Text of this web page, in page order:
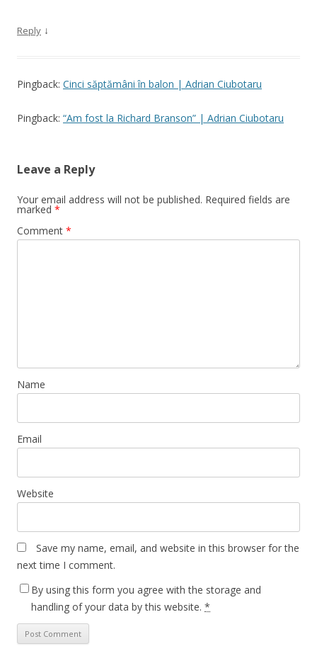
Reply ↓
Pingback: Cinci săptămâni în balon | Adrian Ciubotaru
Pingback: “Am fost la Richard Branson” | Adrian Ciubotaru
Leave a Reply
Your email address will not be published. Required fields are
marked *
Comment *
Name
Email
Website
Save my name, email, and website in this browser for the
next time I comment.
By using this form you agree with the storage and
handling of your data by this website. *